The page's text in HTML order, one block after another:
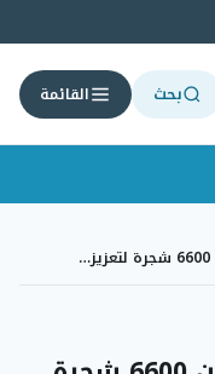
بحث القائمة